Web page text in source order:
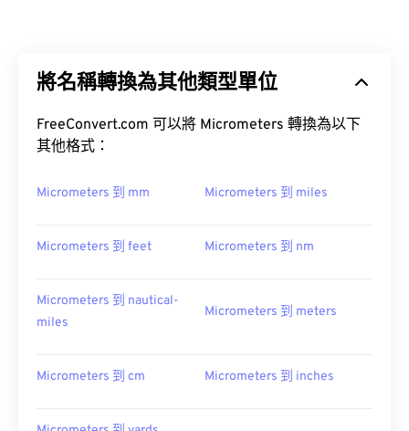
將名稱轉換為其他類型單位
FreeConvert.com 可以將 Micrometers 轉換為以下
其他格式：
Micrometers 到 mm Micrometers 到 miles
Micrometers 到 feet Micrometers 到 nm
Micrometers 到 nautical-
miles
Micrometers 到 meters
Micrometers 到 cm Micrometers 到 inches